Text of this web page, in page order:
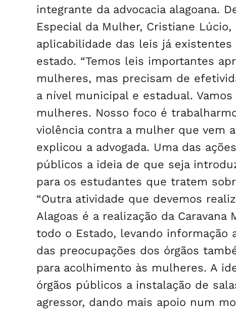
integrante da advocacia alagoana.
Especial da Mulher, Cristiane
aplicabilidade das leis já
estado. “Temos leis importantes
mulheres, mas precisam de
a nível municipal e estadual.
mulheres. Nosso foco é
violência contra a mulher que vem
explicou a advogada. Uma das
públicos a ideia de que seja
para os estudantes que tratem
“Outra atividade que devemos
Alagoas é a realização da
todo o Estado, levando informação
das preocupações dos órgãos
para acolhimento às mulheres. A
órgãos públicos a instalação de
agressor, dando mais apoio num